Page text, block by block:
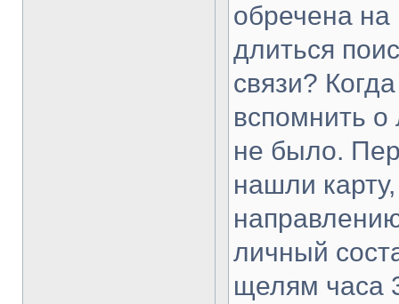
обречена
длиться
связи?
вспомнить
не было.
нашли
личный
щелям часа